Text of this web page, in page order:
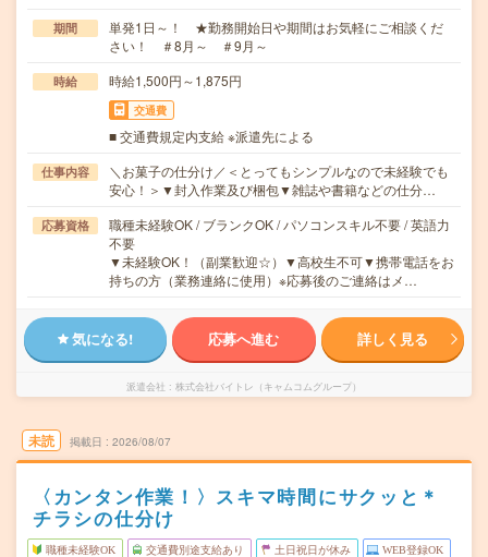
期間
単発1日～！ ★勤務開始日や期間はお気軽にご相談くだ
さい！ ＃8月～ ＃9月～
時給 時給1,500円～1,875円
交通費
■ 交通費規定内支給 ※派遣先による
仕事内容
＼お菓子の仕分け／＜とってもシンプルなので未経験でも
安心！＞▼封入作業及び梱包▼雑誌や書籍などの仕分…
応募資格
職種未経験OK / ブランクOK / パソコンスキル不要 / 英語力
不要
▼未経験OK！（副業歓迎☆）▼高校生不可▼携帯電話をお
持ちの方（業務連絡に使用）※応募後のご連絡はメ…
気になる! 応募へ進む 詳しく見る
派遣会社 株式会社バイトレ（キャムコムグループ）
未読 掲載日 2026/08/07
〈カンタン作業！〉スキマ時間にサクッと＊
チラシの仕分け
職種未経験OK 交通費別途支給あり 土日祝日が休み WEB登録OK